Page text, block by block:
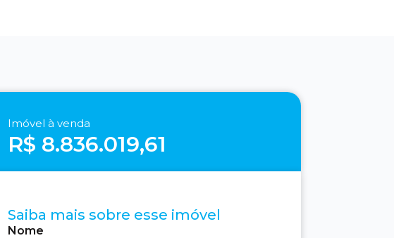
Imóvel à venda
R$ 8.836.019,61
Saiba mais sobre esse imóvel
Nome